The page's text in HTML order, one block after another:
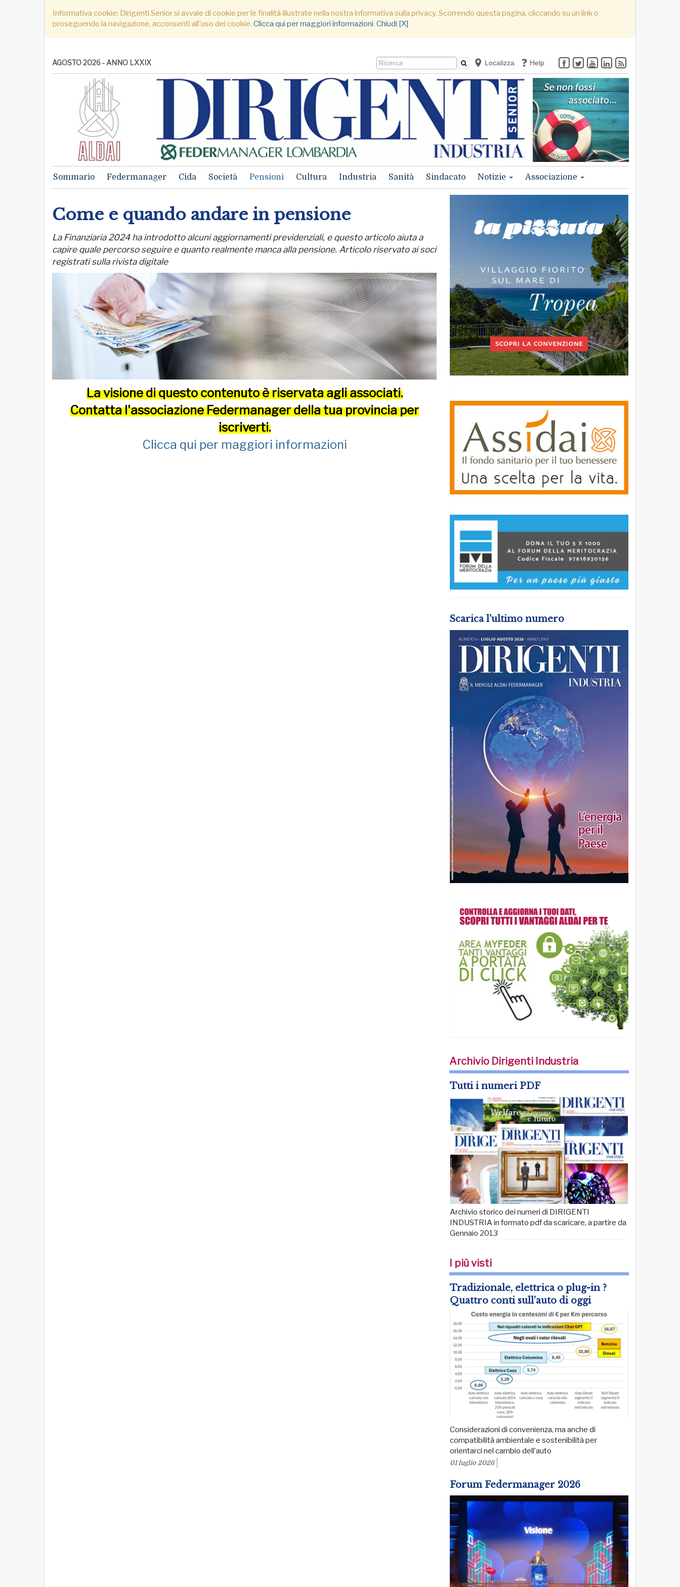
Informativa cookie: Dirigenti Senior si avvale di cookie per le finalità illustrate nella nostra informativa sulla privacy. Scorrendo questa pagina, cliccando su un link o
proseguendo la navigazione, acconsenti all´uso dei cookie. Clicca qui per maggiori informazioni. Chiudi [X]
AGOSTO 2026 - ANNO LXXIX Localizza Help
Sommario Federmanager Cida Società Pensioni Cultura Industria Sanità Sindacato Notizie Associazione
Come e quando andare in pensione
La Finanziaria 2024 ha introdotto alcuni aggiornamenti previdenziali, e questo articolo aiuta a
capire quale percorso seguire e quanto realmente manca alla pensione. Articolo riservato ai soci
registrati sulla rivista digitale
La visione di questo contenuto è riservata agli associati.
Contatta l'associazione Federmanager della tua provincia per
iscriverti.
Clicca qui per maggiori informazioni
Scarica l'ultimo numero
Archivio Dirigenti Industria
Tutti i numeri PDF
Archivio storico dei numeri di DIRIGENTI
INDUSTRIA in formato pdf da scaricare, a partire da
Gennaio 2013
I più visti
Tradizionale, elettrica o plug-in ?
Quattro conti sull’auto di oggi
Considerazioni di convenienza, ma anche di
compatibilità ambientale e sostenibilità per
orientarci nel cambio dell’auto
01 luglio 2026
Forum Federmanager 2026